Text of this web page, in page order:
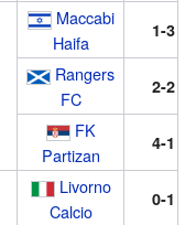
Maccabi
Haifa
1-3
Rangers
FC
2-2
FK
Partizan
4-1
Livorno
Calcio
0-1